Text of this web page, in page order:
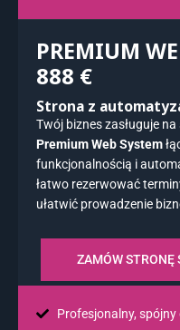
PREMIUM
888 €
Strona z
Twój biznes zasługuje
Premium Web System
funkcjonalnością i
łatwo rezerwować
ułatwić prowadzenie
ZAMÓW STRONĘ
Profesjonalny, spójny